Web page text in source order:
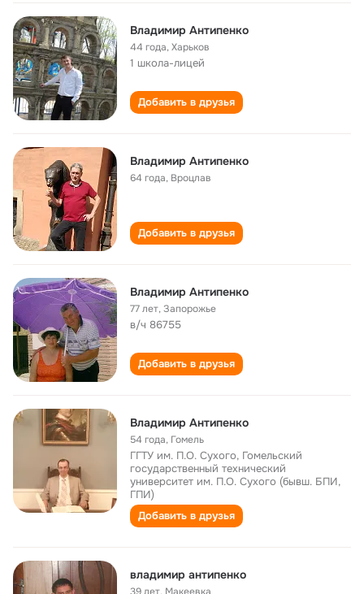
Владимир Антипенко
44 года,Харьков
1 школа-лицей
Добавить в друзья
Владимир Антипенко
64 года, Вроцлав
Добавить в друзья
Владимир Антипенко
77 лет,Запорожье
в/ч 86755
Добавить в друзья
Владимир Антипенко
54 года, Гомель
ГГТУ им. П.О. Сухого, Гомельский
государственный технический
университет им. П.О. Сухого (бывш. БПИ,
ГПИ)
Добавить в друзья
владимир антипенко